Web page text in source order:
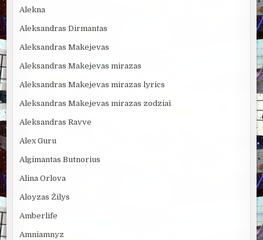
Alekna
Aleksandras Dirmantas
Aleksandras Makejevas
Aleksandras Makejevas mirazas
Aleksandras Makejevas mirazas lyrics
Aleksandras Makejevas mirazas zodziai
Aleksandras Ravve
Alex Guru
Algimantas Butnorius
Alina Orlova
Aloyzas Žilys
Amberlife
Amniamnyz